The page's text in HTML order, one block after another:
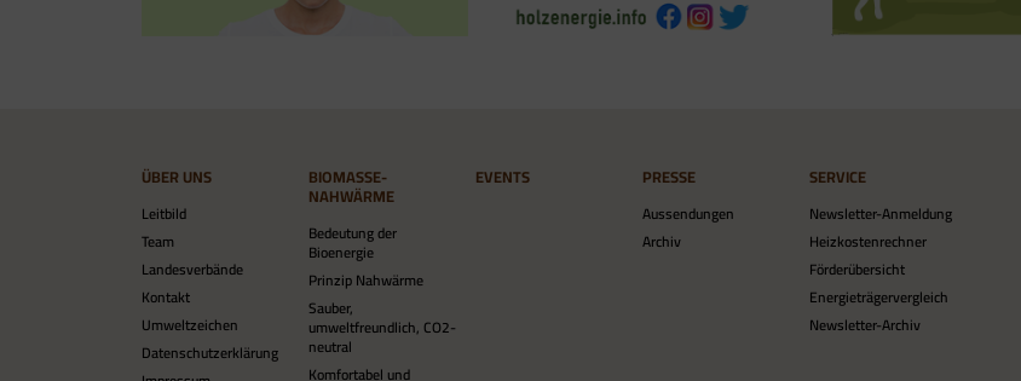
ÜBER UNS
Leitbild
Team
Landesverbände
Kontakt
Umweltzeichen
Datenschutzerklärung
BIOMASSE-
NAHWÄRME
Bedeutung der
Bioenergie
Prinzip Nahwärme
Sauber,
umweltfreundlich, CO2-
neutral
Komfortabel und
EVENTS PRESSE
Aussendungen
Archiv
SERVICE
Newsletter-Anmeldung
Heizkostenrechner
Förderübersicht
Energieträgervergleich
Newsletter-Archiv